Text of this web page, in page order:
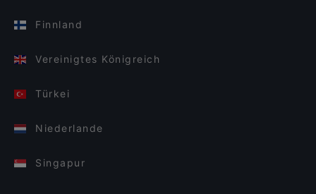
Finnland
Vereinigtes Königreich
Türkei
Niederlande
Singapur